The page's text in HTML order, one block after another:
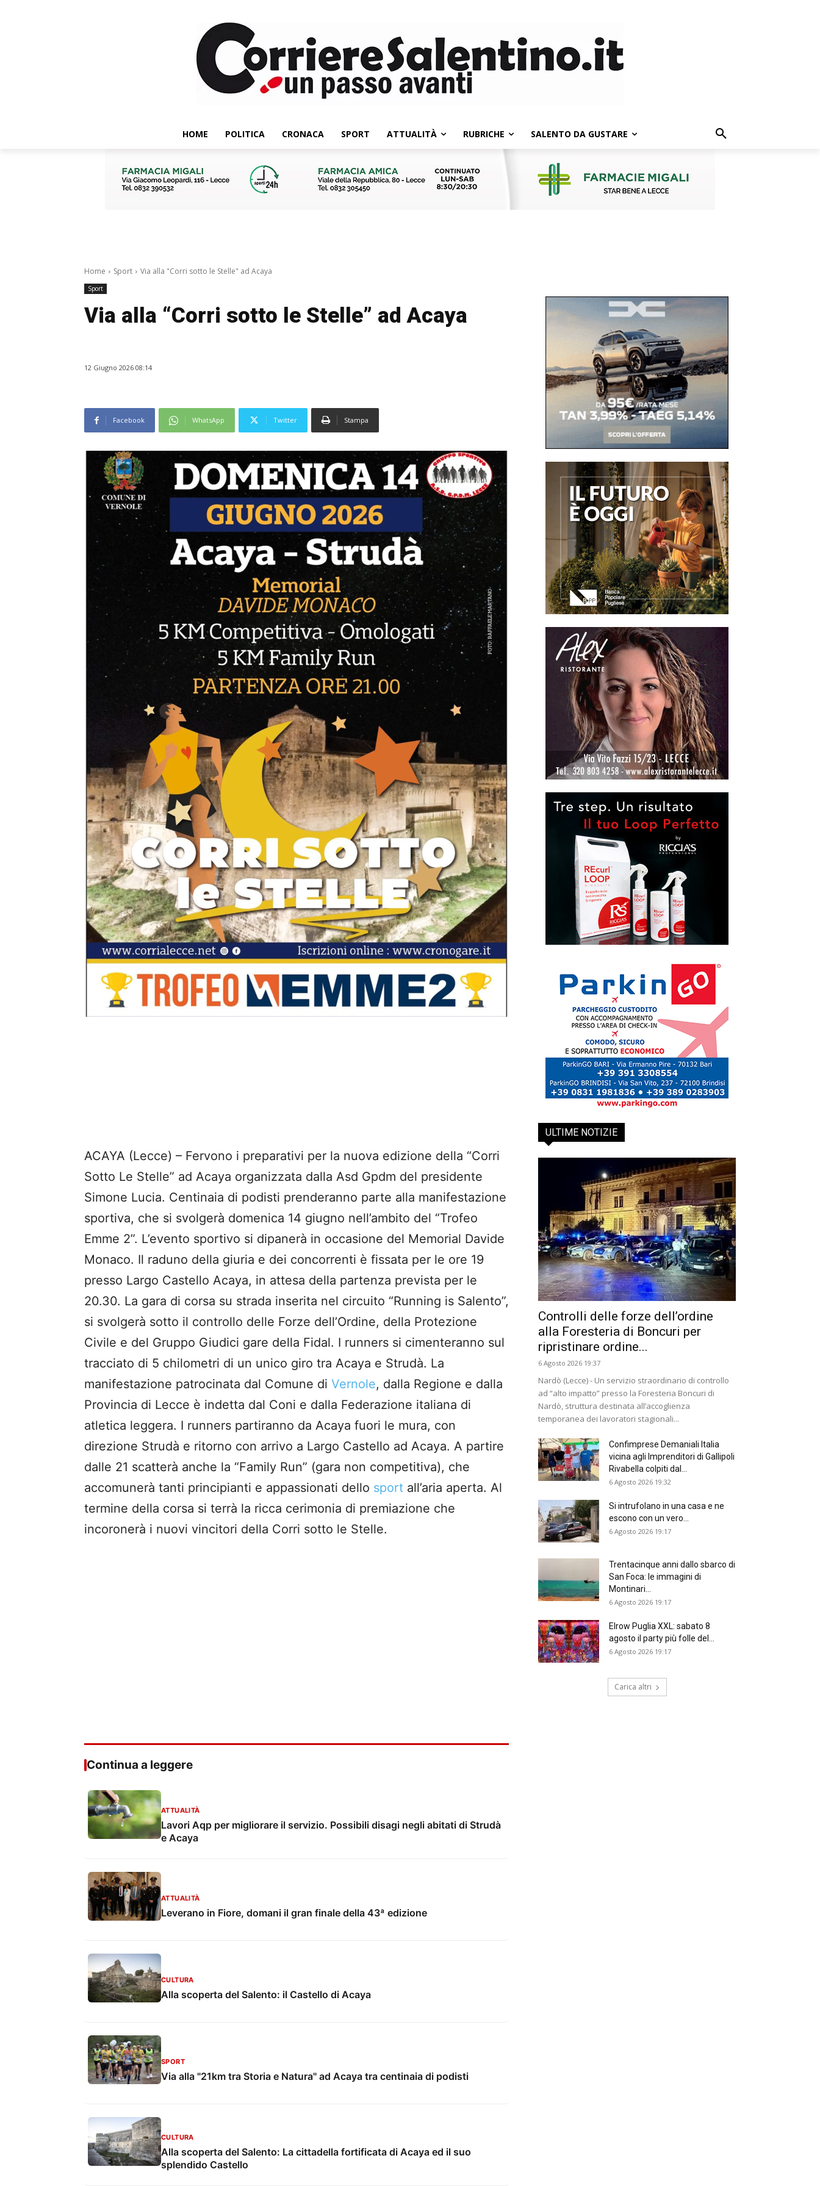
HOME POLITICA CRONACA SPORT ATTUALITÀ RUBRICHE SALENTO DA GUSTARE
Home Sport Via alla "Corri sotto le Stelle" ad Acaya
Sport
Via alla “Corri sotto le Stelle” ad Acaya
12 Giugno 2026 08:14
Facebook WhatsApp Twitter Stampa
ACAYA (Lecce) – Fervono i preparativi per la nuova edizione della “Corri
Sotto Le Stelle” ad Acaya organizzata dalla Asd Gpdm del presidente
Simone Lucia. Centinaia di podisti prenderanno parte alla manifestazione
sportiva, che si svolgerà domenica 14 giugno nell’ambito del “Trofeo
Emme 2”. L’evento sportivo si dipanerà in occasione del Memorial Davide
Monaco. Il raduno della giuria e dei concorrenti è fissata per le ore 19
presso Largo Castello Acaya, in attesa della partenza prevista per le
20.30. La gara di corsa su strada inserita nel circuito “Running is Salento”,
si svolgerà sotto il controllo delle Forze dell’Ordine, della Protezione
Civile e del Gruppo Giudici gare della Fidal. I runners si cimenteranno sul
tracciato di 5 chilometri di un unico giro tra Acaya e Strudà. La
manifestazione patrocinata dal Comune di Vernole, dalla Regione e dalla
Provincia di Lecce è indetta dal Coni e dalla Federazione italiana di
atletica leggera. I runners partiranno da Acaya fuori le mura, con
direzione Strudà e ritorno con arrivo a Largo Castello ad Acaya. A partire
dalle 21 scatterà anche la “Family Run” (gara non competitiva), che
accomunerà tanti principianti e appassionati dello sport all’aria aperta. Al
termine della corsa si terrà la ricca cerimonia di premiazione che
incoronerà i nuovi vincitori della Corri sotto le Stelle.
Continua a leggere
ATTUALITÀ
Lavori Aqp per migliorare il servizio. Possibili disagi negli abitati di Strudà
e Acaya
ATTUALITÀ
Leverano in Fiore, domani il gran finale della 43ª edizione
CULTURA
Alla scoperta del Salento: il Castello di Acaya
SPORT
Via alla "21km tra Storia e Natura" ad Acaya tra centinaia di podisti
CULTURA
Alla scoperta del Salento: La cittadella fortificata di Acaya ed il suo
splendido Castello
ULTIME NOTIZIE
Controlli delle forze dell’ordine
alla Foresteria di Boncuri per
ripristinare ordine...
6 Agosto 2026 19:37
Nardò (Lecce) - Un servizio straordinario di controllo
ad “alto impatto” presso la Foresteria Boncuri di
Nardò, struttura destinata all’accoglienza
temporanea dei lavoratori stagionali...
Confimprese Demaniali Italia
vicina agli Imprenditori di Gallipoli
Rivabella colpiti dal...
6 Agosto 2026 19:32
Si intrufolano in una casa e ne
escono con un vero...
6 Agosto 2026 19:17
Trentacinque anni dallo sbarco di
San Foca: le immagini di
Montinari...
6 Agosto 2026 19:17
Elrow Puglia XXL: sabato 8
agosto il party più folle del...
6 Agosto 2026 19:17
Carica altri